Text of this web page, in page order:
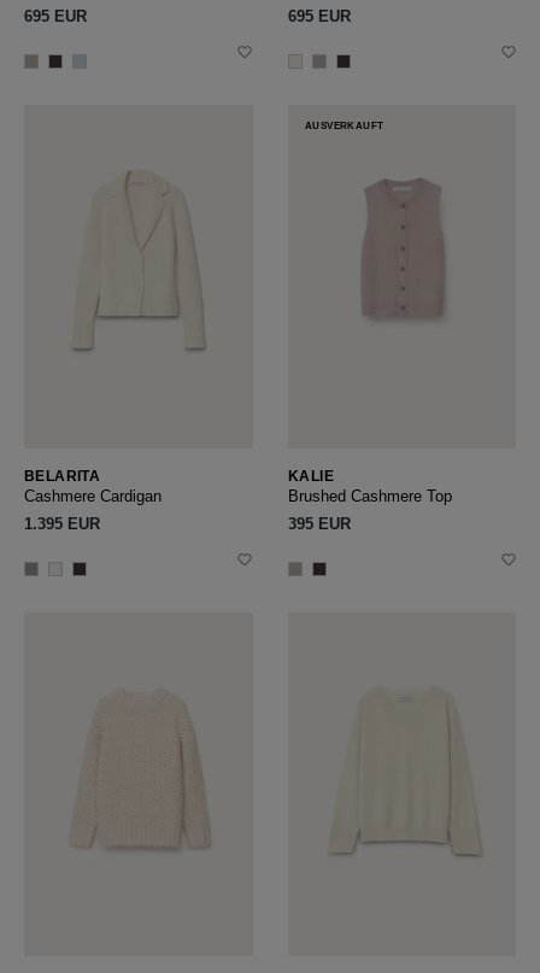
695 EUR
695 EUR
BELARITA
Cashmere Cardigan
1.395 EUR
AUSVERKAUFT
KALIE
Brushed Cashmere Top
395 EUR